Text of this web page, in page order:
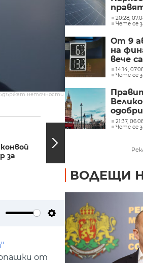
неточности.
за
07:46, 03.03.2022
Settings
от
на20:28,
Чете се
От 9
на
вече
14:14,
Чете се
на
млрд.
21:37,
Чете се
ВОДЕЩИ